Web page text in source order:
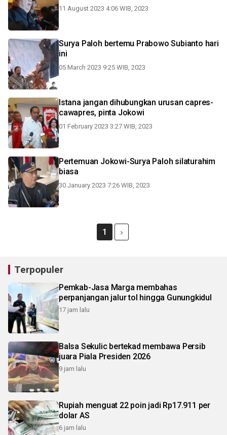
11 August 2023 4:06 WIB, 2023
Surya Paloh bertemu Prabowo Subianto hari
ini
05 March 2023 9:25 WIB, 2023
Istana jangan dihubungkan urusan capres-
cawapres, pinta Jokowi
01 February 2023 3:27 WIB, 2023
Pertemuan Jokowi-Surya Paloh silaturahim
biasa
30 January 2023 7:26 WIB, 2023
1
Terpopuler
Pemkab-Jasa Marga membahas
perpanjangan jalur tol hingga Gunungkidul
17 jam lalu
Balsa Sekulic bertekad membawa Persib
juara Piala Presiden 2026
9 jam lalu
Rupiah menguat 22 poin jadi Rp17.911 per
dolar AS
6 jam lalu